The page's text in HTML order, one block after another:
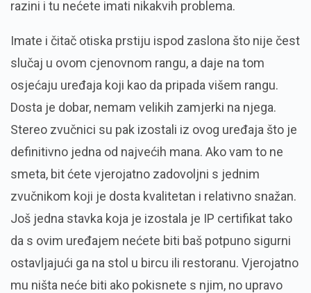
razini i tu nećete imati nikakvih problema.
Imate i čitač otiska prstiju ispod zaslona što nije čest
slučaj u ovom cjenovnom rangu, a daje na tom
osjećaju uređaja koji kao da pripada višem rangu.
Dosta je dobar, nemam velikih zamjerki na njega.
Stereo zvučnici su pak izostali iz ovog uređaja što je
definitivno jedna od najvećih mana. Ako vam to ne
smeta, bit ćete vjerojatno zadovoljni s jednim
zvučnikom koji je dosta kvalitetan i relativno snažan.
Još jedna stavka koja je izostala je IP certifikat tako
da s ovim uređajem nećete biti baš potpuno sigurni
ostavljajući ga na stol u bircu ili restoranu. Vjerojatno
mu ništa neće biti ako pokisnete s njim, no upravo